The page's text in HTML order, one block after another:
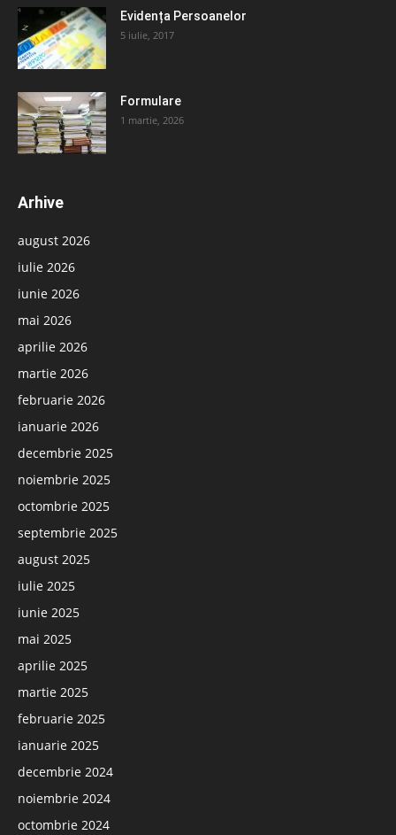
Evidența Persoanelor
5 iulie, 2017
Formulare
1 martie, 2026
Arhive
august 2026
iulie 2026
iunie 2026
mai 2026
aprilie 2026
martie 2026
februarie 2026
ianuarie 2026
decembrie 2025
noiembrie 2025
octombrie 2025
septembrie 2025
august 2025
iulie 2025
iunie 2025
mai 2025
aprilie 2025
martie 2025
februarie 2025
ianuarie 2025
decembrie 2024
noiembrie 2024
octombrie 2024